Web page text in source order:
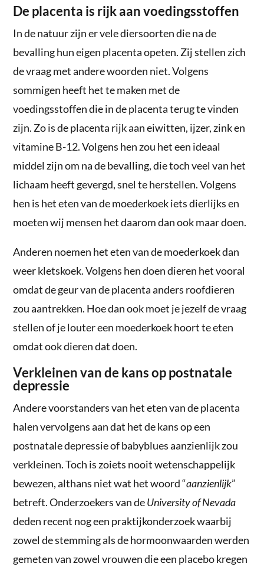
De placenta is rijk aan voedingsstoffen
In de natuur zijn er vele diersoorten die na de
bevalling hun eigen placenta opeten. Zij stellen zich
de vraag met andere woorden niet. Volgens
sommigen heeft het te maken met de
voedingsstoffen die in de placenta terug te vinden
zijn. Zo is de placenta rijk aan eiwitten, ijzer, zink en
vitamine B-12. Volgens hen zou het een ideaal
middel zijn om na de bevalling, die toch veel van het
lichaam heeft gevergd, snel te herstellen. Volgens
hen is het eten van de moederkoek iets dierlijks en
moeten wij mensen het daarom dan ook maar doen.
Anderen noemen het eten van de moederkoek dan
weer kletskoek. Volgens hen doen dieren het vooral
omdat de geur van de placenta anders roofdieren
zou aantrekken. Hoe dan ook moet je jezelf de vraag
stellen of je louter een moederkoek hoort te eten
omdat ook dieren dat doen.
Verkleinen van de kans op postnatale
depressie
Andere voorstanders van het eten van de placenta
halen vervolgens aan dat het de kans op een
postnatale depressie of babyblues aanzienlijk zou
verkleinen. Toch is zoiets nooit wetenschappelijk
bewezen, althans niet wat het woord “aanzienlijk”
betreft. Onderzoekers van deUniversity of Nevada
deden recent nog een praktijkonderzoek waarbij
zowel de stemming als de hormoonwaarden werden
gemeten van zowel vrouwen die een placebo kregen